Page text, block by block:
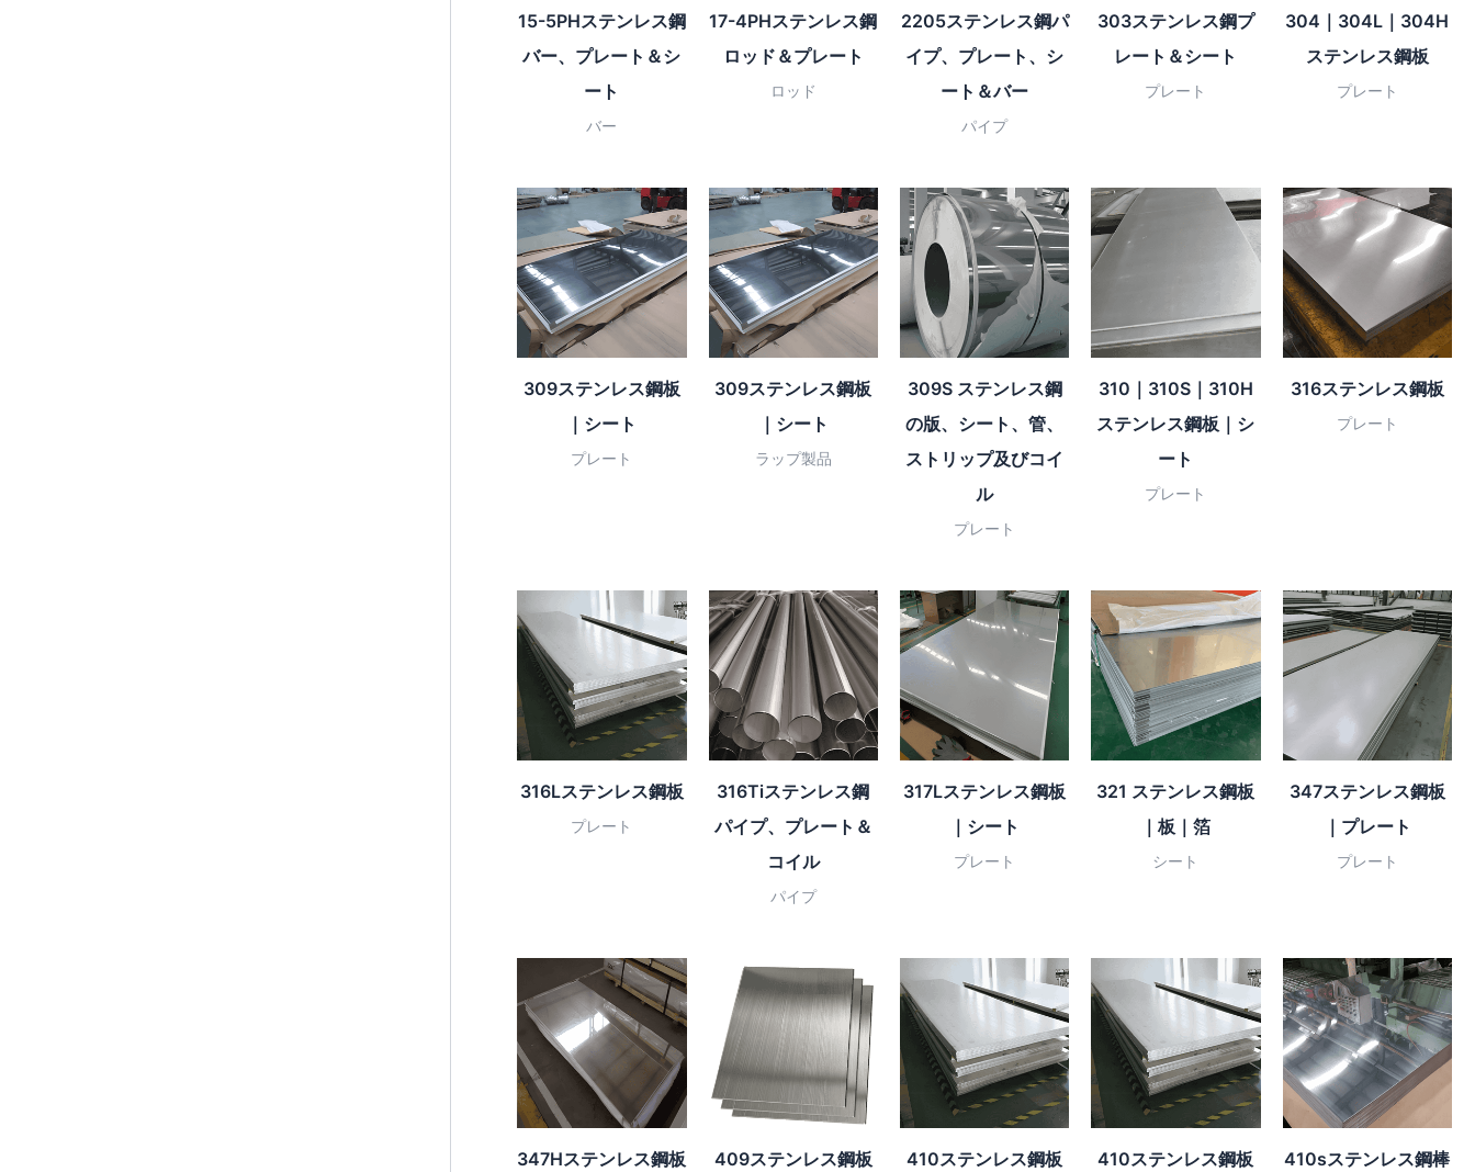
15-5PHステンレス鋼
バー、プレート＆シ
ート
バー
17-4PHステンレス鋼
ロッド＆プレート
ロッド
2205ステンレス鋼パ
イプ、プレート、シ
ート＆バー
パイプ
303ステンレス鋼プ
レート＆シート
プレート
304｜304L｜304H
ステンレス鋼板
プレート
309ステンレス鋼板
｜シート
プレート
309ステンレス鋼板
｜シート
ラップ製品
309S ステンレス鋼
の版、シート、管、
ストリップ及びコイ
ル
プレート
310｜310S｜310H
ステンレス鋼板｜シ
ート
プレート
316ステンレス鋼板
プレート
316Lステンレス鋼板
プレート
316Tiステンレス鋼
パイプ、プレート＆
コイル
パイプ
317Lステンレス鋼板
｜シート
プレート
321 ステンレス鋼板
｜板｜箔
シート
347ステンレス鋼板
｜プレート
プレート
347Hステンレス鋼板 409ステンレス鋼板
410ステンレス鋼板
410ステンレス鋼板
410sステンレス鋼棒